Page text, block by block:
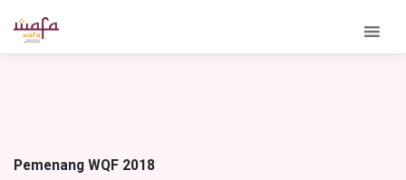
content
Pemenang WQF 2018